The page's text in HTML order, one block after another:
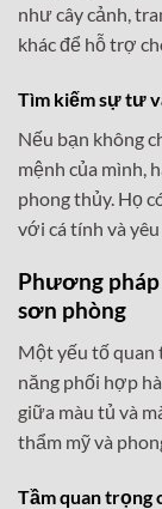
như cây cảnh,
khác để hỗ trợ
Tìm kiếm sự tư
Nếu bạn không
mệnh của mình,
phong thủy. Họ
với cá tính và yêu
Phương
sơn phòng
Một yếu tố quan
năng phối hợp
giữa màu tủ và
thẩm mỹ và
Tầm quan trọng